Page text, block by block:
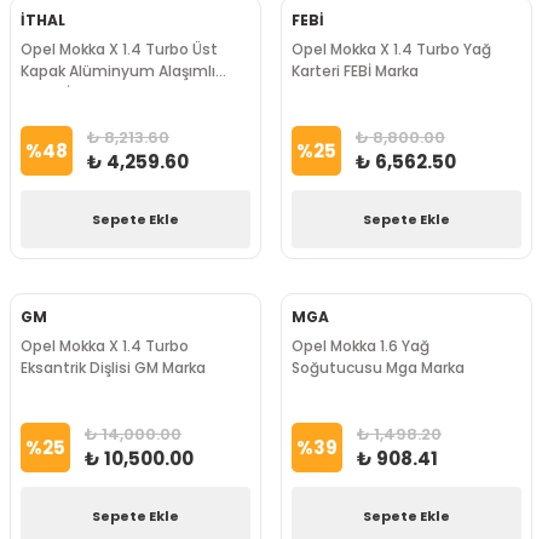
İTHAL
Opel Mokka X 1.4 Turbo Üst
Kapak Alüminyum Alaşımlı
Metal İTHAL Marka
%48 ₺ 8,213.60
₺ 4,259.60
Sepete Ekle
FEBİ
Opel Mokka X 1.4 Turbo Yağ
Karteri FEBİ Marka
%25 ₺ 8,800.00
₺ 6,562.50
Sepete Ekle
GM
Opel Mokka X 1.4 Turbo
Eksantrik Dişlisi GM Marka
%25 ₺ 14,000.00
₺ 10,500.00
Sepete Ekle
MGA
Opel Mokka 1.6 Yağ
Soğutucusu Mga Marka
%39 ₺ 1,498.20
₺ 908.41
Sepete Ekle